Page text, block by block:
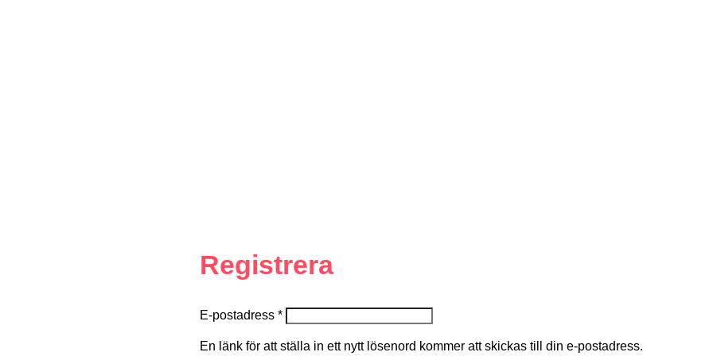
Registrera
E-postadress *
En länk för att ställa in ett nytt lösenord kommer att skickas till din e-postadress.